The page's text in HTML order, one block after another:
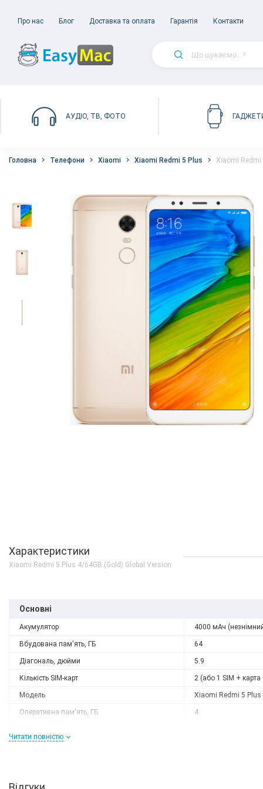
Про нас Блог Доставка та оплата Гарантія Контакти
АУДІО, ТВ, ФОТО
Головна Телефони Xiaomi Xiaomi Redmi 5 Plus Xiaomi Redmi
Характеристики
Xiaomi Redmi 5 Plus 4/64GB (Gold) Global Version
Основні
Акумулятор 4000 мАч
Вбудована пам'ять, ГБ 64
Діагональ, дюйми 5.9
Кількість SIM-карт 2 (або 1 SIM + карта
Модель Xiaomi Redmi 5 Plus
Оперативна пам'ять, ГБ 4
Читати повністю